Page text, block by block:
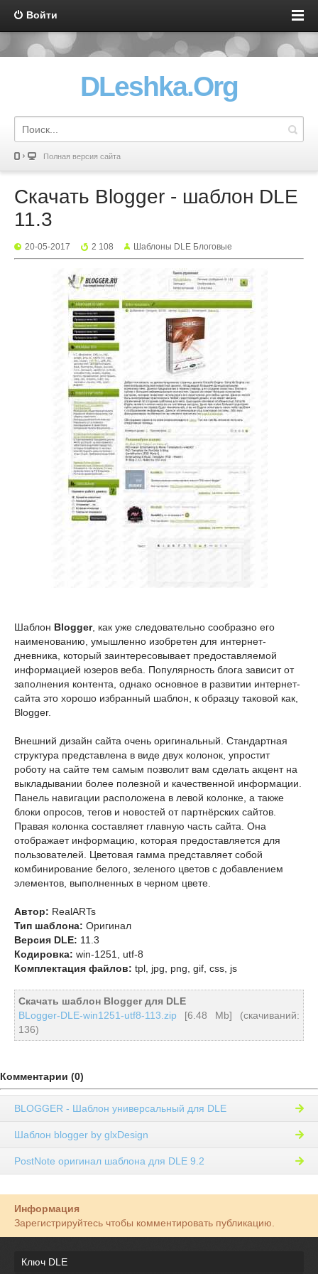
Войти
DLeshka.Org
Полная версия сайта
Скачать Blogger - шаблон DLE
11.3
20-05-2017 2 108 Шаблоны DLE Блоговые
Шаблон Blogger, как уже следовательно сообразно его
наименованию, умышленно изобретен для интернет-
дневника, который заинтересовывает предоставляемой
информацией юзеров веба. Популярность блога зависит от
заполнения контента, однако основное в развитии интернет-
сайта это хорошо избранный шаблон, к образцу таковой как,
Blogger.
Внешний дизайн сайта очень оригинальный. Стандартная
структура представлена в виде двух колонок, упростит
роботу на сайте тем самым позволит вам сделать акцент на
выкладывании более полезной и качественной информации.
Панель навигации расположена в левой колонке, а также
блоки опросов, тегов и новостей от партнёрских сайтов.
Правая колонка составляет главную часть сайта. Она
отображает информацию, которая предоставляется для
пользователей. Цветовая гамма представляет собой
комбинирование белого, зеленого цветов с добавлением
элементов, выполненных в черном цвете.
Автор: RealARTs
Тип шаблона: Оригинал
Версия DLE: 11.3
Кодировка: win-1251, utf-8
Комплектация файлов: tpl, jpg, png, gif, css, js
Скачать шаблон Blogger для DLE
BLogger-DLE-win1251-utf8-113.zip [6.48 Mb] (cкачиваний:
136)
Комментарии (0)
BLOGGER - Шаблон универсальный для DLE
Шаблон blogger by glxDesign
PostNote оригинал шаблона для DLE 9.2
Информация
Зарегистрируйтесь чтобы комментировать публикацию.
Ключ DLE